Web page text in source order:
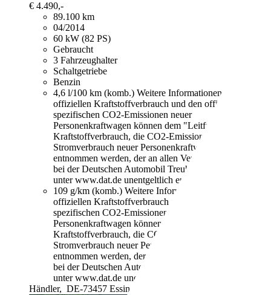
€ 4.490,-
89.100 km
04/2014
60 kW (82 PS)
Gebraucht
3 Fahrzeughalter
Schaltgetriebe
Benzin
4,6 l/100 km (komb.) Weitere Informationen zum
offiziellen Kraftstoffverbrauch und den offiziellen
spezifischen CO2-Emissionen neuer
Personenkraftwagen können dem "Leitfaden über den
Kraftstoffverbrauch, die CO2-Emissionen und den
Stromverbrauch neuer Personenkraftwagen"
entnommen werden, der an allen Verkaufsstellen und
bei der Deutschen Automobil Treuhand GmbH
unter www.dat.de unentgeltlich erhältlich ist.
109 g/km (komb.) Weitere Informationen zum
offiziellen Kraftstoffverbrauch und den offiziellen
spezifischen CO2-Emissionen neuer
Personenkraftwagen können dem "Leitfaden über den
Kraftstoffverbrauch, die CO2-Emissionen und den
Stromverbrauch neuer Personenkraftwagen"
entnommen werden, der an allen Verkaufsstellen und
bei der Deutschen Automobil Treuhand GmbH
unter www.dat.de unentgeltlich erhältlich ist.
Händler, DE-73457 Essingen